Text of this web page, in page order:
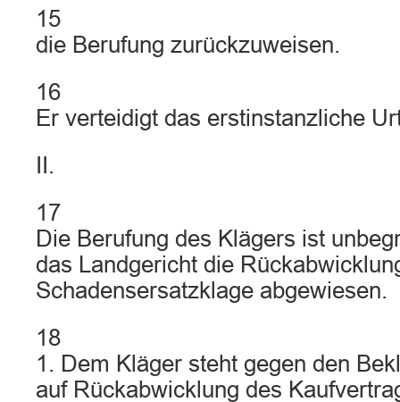
15
die Berufung zurückzuweisen.
16
Er verteidigt das erstinstanzliche
II.
17
Die Berufung des Klägers ist
das Landgericht die
Schadensersatzklage abgewiesen.
18
1. Dem Kläger steht gegen den
auf Rückabwicklung des